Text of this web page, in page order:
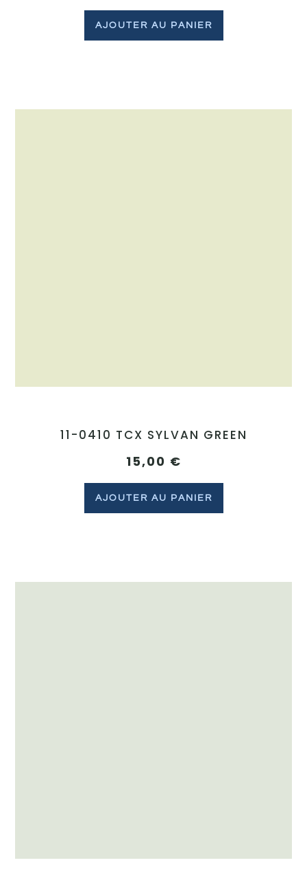
AJOUTER AU PANIER
11-0410 TCX SYLVAN GREEN
15,00 €
AJOUTER AU PANIER